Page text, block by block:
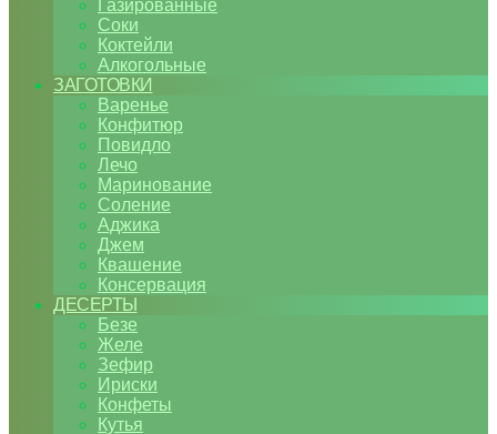
Газированные
Соки
Коктейли
Алкогольные
ЗАГОТОВКИ
Варенье
Конфитюр
Повидло
Лечо
Маринование
Соление
Аджика
Джем
Квашение
Консервация
ДЕСЕРТЫ
Безе
Желе
Зефир
Ириски
Конфеты
Кутья